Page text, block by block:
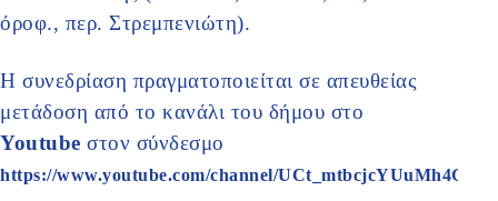
όροφ., περ. Στρεμπενιώτη).
Η συνεδρίαση πραγματοποιείται σε απευθείας
μετάδοση από το κανάλι του δήμου στο
Youtube στον σύνδεσμο
https://www.youtube.com/channel/